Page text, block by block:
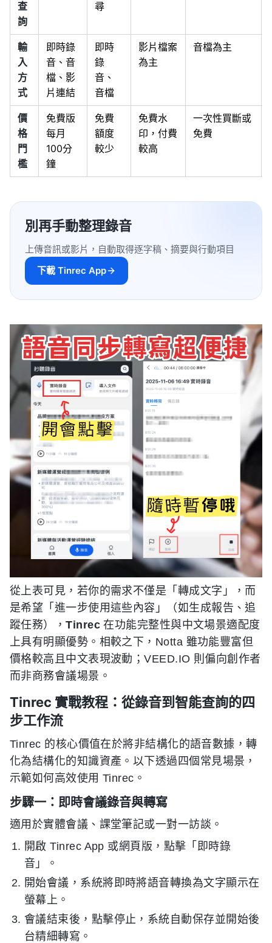
查
詢
尋
輸
入
方
式
即時錄
音、音
檔、影
片連結
即時
錄
音、
音檔
影片檔案
為主
音檔為主
價
格
門
檻
免費版
每月
100分
鐘
免費
額度
較少
免費水
印，付費
較高
一次性買斷或
免費
別再手動整理錄音
上傳音訊或影片，自動取得逐字稿、摘要與行動項目
下載 Tinrec App
從上表可見，若你的需求不僅是「轉成文字」，而
是希望「進一步使用這些內容」（如生成報告、追
蹤任務），Tinrec在功能完整性與中文場景適配度
上具有明顯優勢。相較之下，Notta 雖功能豐富但
價格較高且中文表現波動；VEED.IO 則偏向創作者
而非商務會議場景。
Tinrec 實戰教程：從錄音到智能查詢的四
步工作流
Tinrec 的核心價值在於將非結構化的語音數據，轉
化為結構化的知識資產。以下透過四個常見場景，
示範如何高效使用 Tinrec。
步驟一：即時會議錄音與轉寫
適用於實體會議、課堂筆記或一對一訪談。
開啟 Tinrec App 或網頁版，點擊「即時錄
音」。
開始會議，系統將即時將語音轉換為文字顯示在
螢幕上。
會議結束後，點擊停止，系統自動保存並開始後
台精細轉寫。